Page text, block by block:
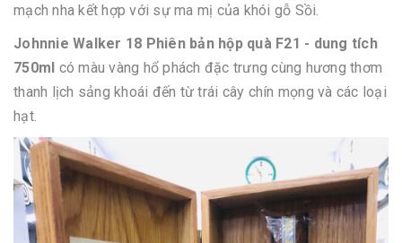
mạch nha kết hợp với sự ma mị của khói gỗ Sồi.
Johnnie Walker 18 Phiên bản hộp quà F21 - dung tích
750ml có màu vàng hổ phách đặc trưng cùng hương thơm
thanh lịch sảng khoái đến từ trái cây chín mọng và các loại
hạt.